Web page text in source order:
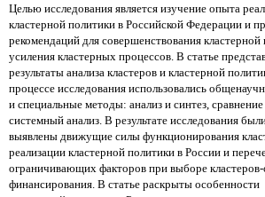
Целью исследования является изучение опыта
кластерной политики в Российской Федерации и
рекомендаций для совершенствования кластерной
усиления кластерных процессов. В статье
результаты анализа кластеров и кластерной
процессе исследования использовались
и специальные методы: анализ и синтез,
системный анализ. В результате исследования
выявлены движущие силы функционирования
реализации кластерной политики в России и
ограничивающих факторов при выборе кластеров-
финансирования. В статье раскрыты особенности